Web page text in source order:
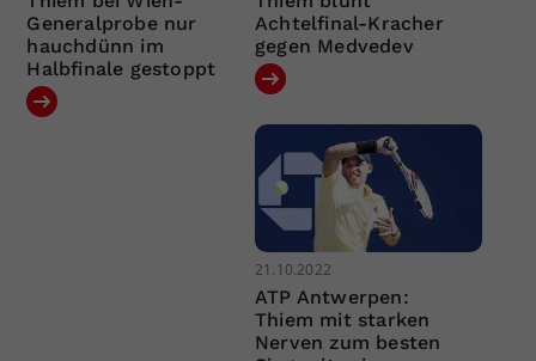
Generalprobe nur
hauchdünn im
Halbfinale gestoppt
Achtelfinal-Kracher
gegen Medvedev
21.10.2022
ATP Antwerpen:
Thiem mit starken
Nerven zum besten